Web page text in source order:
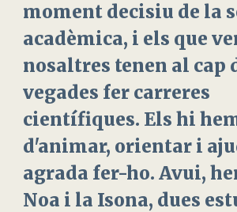
moment decisiu de la
acadèmica, i els que
nosaltres tenen al cap
vegades fer carreres
científiques. Els hi
d'animar, orientar i
agrada fer-ho. Avui,
Noa i la Isona, dues